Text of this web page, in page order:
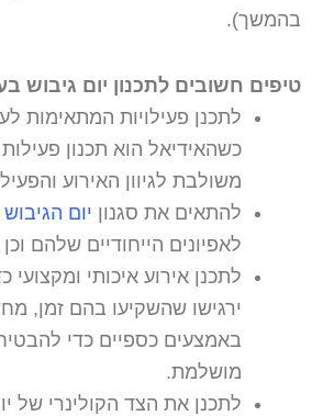
בהמשך).
טיפים חשובים לתכנון יום גיבוש
לתכנן פעילויות המתאימות
כשהאידיאל הוא תכנון פעילות
משולבת לגיוון האירוע
להתאים את סגנון יום
לאפיונים הייחודיים שלהם
לתכנן אירוע איכותי ומקצועי
ירגישו שהשקיעו בהם זמן,
באמצעים כספיים כדי
מושלמת.
לתכנן את הצד הקולינרי של